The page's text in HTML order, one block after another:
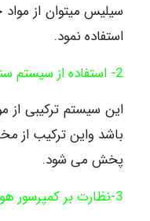
سیلیس میتوان از
استفاده نمود.
2- استفاده از سیستم سندبلاستتر
این سیستم ترکیبی
باشد واین ترکیب از
پخش می شود.
3-نظارت بر کمپرسور هوای فشرده و مخازن